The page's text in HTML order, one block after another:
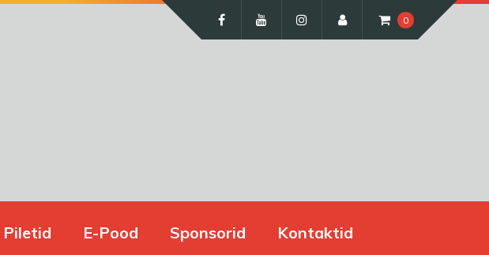
0
Piletid E-Pood Sponsorid Kontaktid